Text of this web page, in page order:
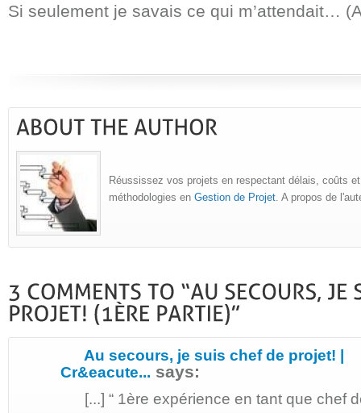
Si seulement je savais ce qui m’attendait…
Réussissez vos projets en respectant délais, coûts
méthodologies en Gestion de Projet. A propos de
Au secours, je suis chef de projet! |
Cr&eacute... says:
[...] “ 1ère expérience en tant que chef